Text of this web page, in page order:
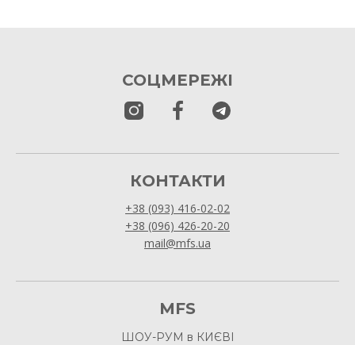
СОЦМЕРЕЖІ
КОНТАКТИ
+38 (093) 416-02-02
+38 (096) 426-20-20
mail@mfs.ua
MFS
ШОУ-РУМ в КИЄВІ